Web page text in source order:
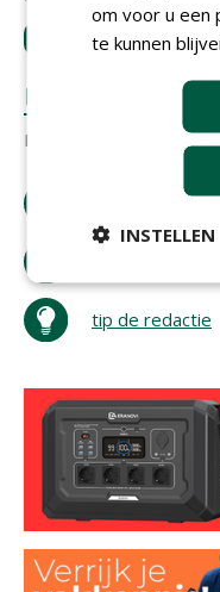
LOGIN met je e-
REACTIES
Er zijn nog geen
download
tip de redactie
om voor u
te kunnen
INSTELLEN